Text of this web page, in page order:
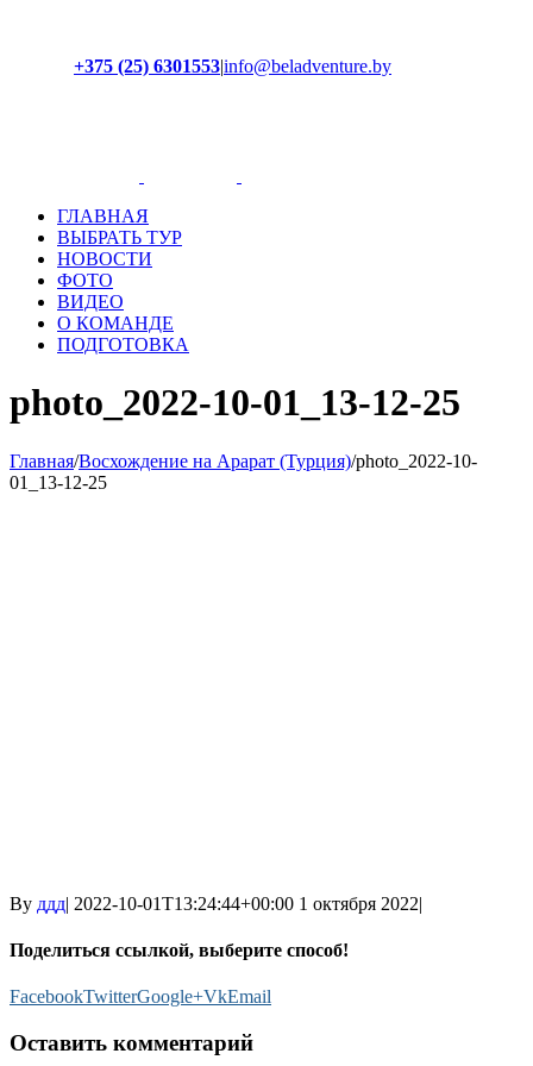
+375 (25) 6301553|info@beladventure.by
ГЛАВНАЯ
ВЫБРАТЬ ТУР
НОВОСТИ
ФОТО
ВИДЕО
О КОМАНДЕ
ПОДГОТОВКА
photo_2022-10-01_13-12-25
Главная/Восхождение на Арарат (Турция)/photo_2022-10-
01_13-12-25
By ддд| 2022-10-01T13:24:44+00:00 1 октября 2022|
Поделиться ссылкой, выберите способ!
FacebookTwitterGoogle+VkEmail
Оставить комментарий